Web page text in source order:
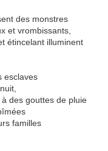
des monstres
et vrombissants,
étincelant illuminent
esclaves
des gouttes de pluie
familles